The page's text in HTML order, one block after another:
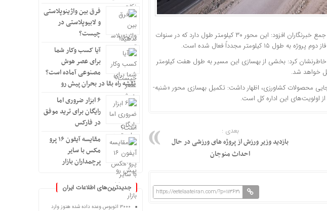
به گزارش خبرنگار مهر، فرزاد رستمی ظهر سه شنبه در جمع خبرنگاران افزود: این محور ۳۰ کیلومتر طول دارد که در سنوات
مجدداً فعال شده است.
کرد: بخشی از بهسازی این مسیر به طول هفت کیلومتر
محصولات کشاورزی، اظهار داشت: تکمیل بهسازی محور «شنبه-
اولویت‌های این اداره کل است.
بعدی :
بازدید وزیر ورزش از پروژه های ورزشی در حال
احداث منوجان
https://eetelaateiran.com/?p=113631
فرق بین واژینوپلاستی
و لابیوپلاستی در
چیست؟
آیا کسب وکار شما
برای عصر هوش
مصنوعی آماده است؟
نقشه راه بقا در بحران پیش رو
۶ ابزار ضروری اما
رایگان برای ترید موفق
در فارکس
مقایسه آیفون ۱۶ پرو
مکس با سایر
پرچمداران بازار
جدیدترین‌های اطلاعات ایران
۳۰۰۰ اتوبوس وعده داده شده هنوز وارد